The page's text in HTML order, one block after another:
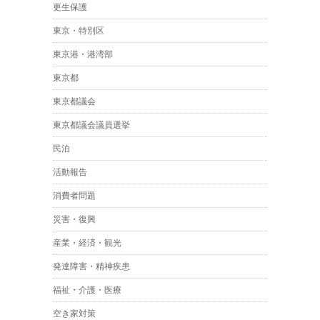
更生保護
東京・特別区
東京港・港湾部
東京都
東京都議会
東京都議会議員選挙
民泊
活動報告
消費者問題
災害・復興
産業・経済・観光
発達障害・精神疾患
福祉・介護・医療
空き家対策